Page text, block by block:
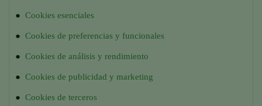
● Cookies esenciales
● Cookies de preferencias y funcionales
● Cookies de análisis y rendimiento
● Cookies de publicidad y marketing
● Cookies de terceros